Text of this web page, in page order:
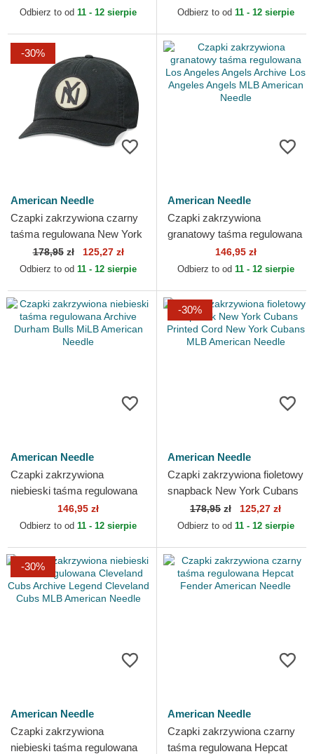
American Needle
Odbierz to od 11 - 12 sierpie Needle
Odbierz to od 11 - 12 sierpie
-30%
American Needle
Czapki zakrzywiona czarny
taśma regulowana New York
Black Yankees Hepcat New
York Black Yankees...
178,95zł 125,27 zł
Odbierz to od 11 - 12 sierpie
American Needle
Czapki zakrzywiona
granatowy taśma regulowana
Los Angeles Angels Archive
Los Angeles Angels MLB...
146,95 zł
Odbierz to od 11 - 12 sierpie
American Needle
Czapki zakrzywiona
niebieski taśma regulowana
Archive Durham Bulls MiLB
American Needle
146,95 zł
Odbierz to od 11 - 12 sierpie
-30%
American Needle
Czapki zakrzywiona fioletowy
snapback New York Cubans
Printed Cord New York
Cubans MLB American...
178,95 zł 125,27 zł
Odbierz to od 11 - 12 sierpie
-30%
American Needle
Czapki zakrzywiona
niebieski taśma regulowana
American Needle
Czapki zakrzywiona czarny
taśma regulowana Hepcat